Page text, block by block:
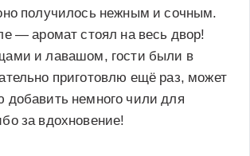
получилось нежным и сочным.
— аромат стоял на весь двор!
и лавашом, гости были в
приготовлю ещё раз, может
добавить немного чили для
за вдохновение!